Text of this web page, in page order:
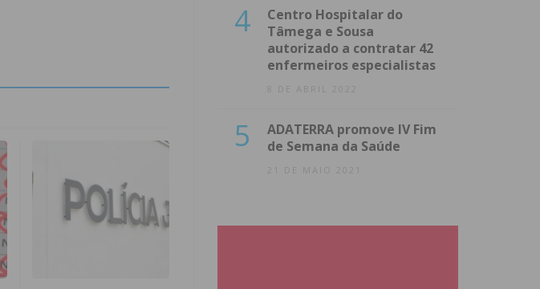
4
Centro Hospitalar do
Tâmega e Sousa
autorizado a contratar 42
enfermeiros especialistas
8 DE ABRIL 2022
5
ADATERRA promove IV Fim
de Semana da Saúde
21 DE MAIO 2021